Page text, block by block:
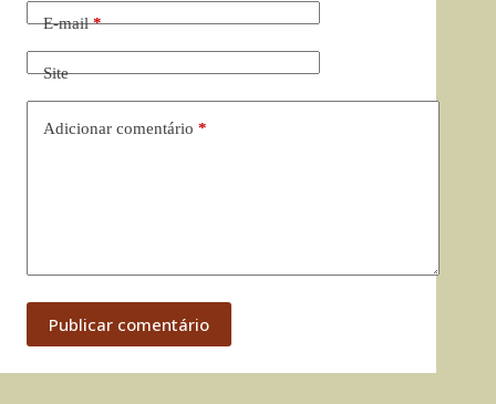
E-mail*
Site
Adicionar comentário *
Publicar comentário